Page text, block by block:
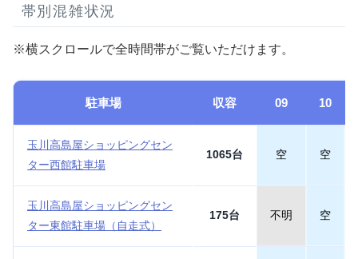
帯別混雑状況
※横スクロールで全時間帯がご覧いただけます。
駐車場 収容 09 10
玉川高島屋ショッピングセン
ター西館駐車場
1065台 空 空
玉川高島屋ショッピングセン
ター東館駐車場（自走式）
175台 不明 空